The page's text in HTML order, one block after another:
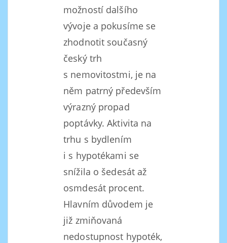
možností dalšího
vývoje a pokusíme se
zhodnotit současný
český trh
s nemovitostmi, je na
něm patrný především
výrazný propad
poptávky. Aktivita na
trhu s bydlením
i s hypotékami se
snížila o šedesát až
osmdesát procent.
Hlavním důvodem je
již zmiňovaná
nedostupnost hypoték,